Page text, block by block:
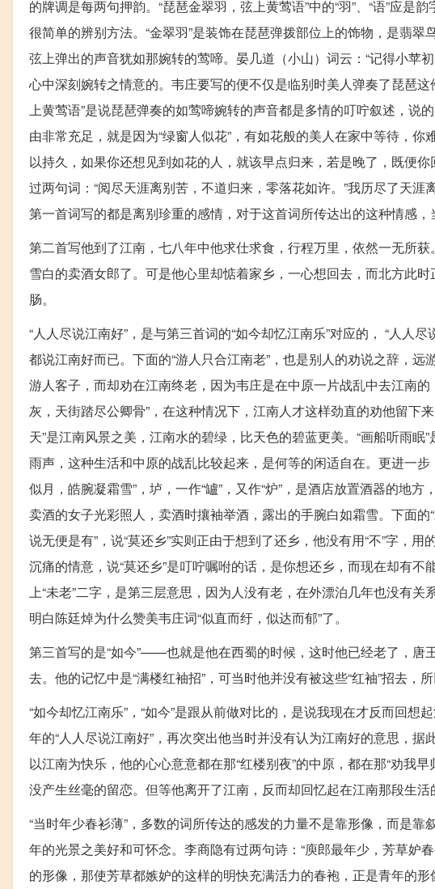
的牌调是每两句押韵。“琵琶金翠羽，弦上黄莺语”中的“羽”、“语”应是
很简单的辨别方法。“金翠羽”是装饰在琵琶弹拨部位上的饰物，是翡
弦上弹出的声音犹如那婉转的莺啼。晏几道（小山）词云：“记得小苹
心中深刻婉转之情意的。韦庄要写的便不仅是临别时美人弹奏了琵琶
上黄莺语”是说琵琶弹奏的如莺啼婉转的声音都是多情的叮咛叙述，说
由非常充足，就是因为“绿窗人似花”，有如花般的美人在家中等待，
以持久，如果你还想见到如花的人，就该早点归来，若是晚了，既便
过两句词：“阅尽天涯离别苦，不道归来，零落花如许。”我历尽了天
第一首词写的都是离别珍重的感情，对于这首词所传达出的这种情感，
第二首写他到了江南，七八年中他求仕求食，行程万里，依然一无所
雪白的卖酒女郎了。可是他心里却惦着家乡，一心想回去，而北方此
肠。
“人人尽说江南好”，是与第三首词的“如今却忆江南乐”对应的， “人人
都说江南好而已。下面的“游人只合江南老”，也是别人的劝说之辞，
游人客子，而却劝在江南终老，因为韦庄是在中原一片战乱中去江南
灰，天街踏尽公卿骨”，在这种情况下，江南人才这样劲直的劝他留下
天”是江南风景之美，江南水的碧绿，比天色的碧蓝更美。“画船听雨
雨声，这种生活和中原的战乱比较起来，是何等的闲适自在。更进一
似月，皓腕凝霜雪”，垆，一作“罏”，又作“炉”，是酒店放置酒器的地
卖酒的女子光彩照人，卖酒时攘袖举酒，露出的手腕白如霜雪。下面
说无便是有”，说“莫还乡”实则正由于想到了还乡，他没有用“不”字，
沉痛的情意，说“莫还乡”是叮咛嘱咐的话，是你想还乡，而现在却有不
上“未老”二字，是第三层意思，因为人没有老，在外漂泊几年也没有
明白陈廷焯为什么赞美韦庄词“似直而纡，似达而郁”了。
第三首写的是“如今”——也就是他在西蜀的时候，这时他已经老了，唐
去。他的记忆中是“满楼红袖招”，可当时他并没有被这些“红袖”招去，
“如今却忆江南乐”，“如今”是跟从前做对比的，是说我现在才反而回想
年的“人人尽说江南好”，再次突出他当时并没有认为江南好的意思，
以江南为快乐，他的心心意意都在那“红楼别夜”的中原，都在那“劝我
没产生丝毫的留恋。但等他离开了江南，反而却回忆起在江南那段生活
“当时年少春衫薄”，多数的词所传达的感发的力量不是靠形像，而是
年的光景之美好和可怀念。李商隐有过两句诗：“庾郎最年少，芳草妒
的形像，那使芳草都嫉妒的这样的明快充满活力的春袍，正是青年的